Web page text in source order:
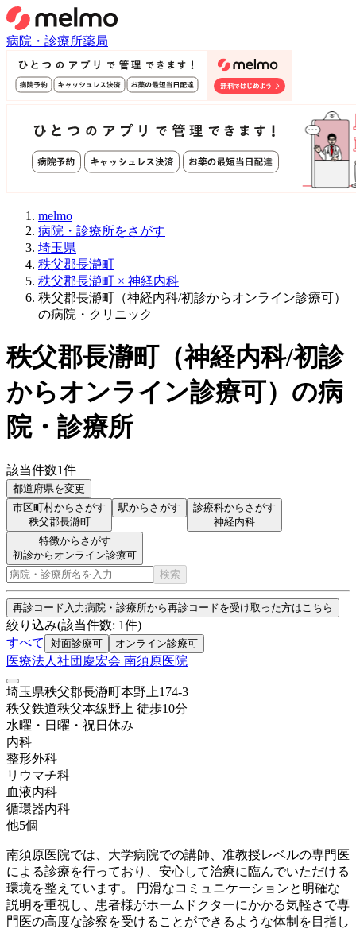
病院・診療所薬局
melmo
病院・診療所をさがす
埼玉県
秩父郡長瀞町
秩父郡長瀞町 × 神経内科
秩父郡長瀞町（神経内科/初診からオンライン診療可）
の病院・クリニック
秩父郡長瀞町（神経内科/初診
からオンライン診療可） の病
院・診療所
該当件数1件
都道府県を変更
市区町村からさがす
秩父郡長瀞町
駅からさがす
診療科からさがす
神経内科
特徴からさがす
初診からオンライン診療可
検索
再診コード入力病院・診療所から再診コードを受け取った方はこちら
絞り込み(該当件数: 1件)
すべて
対面診療可 オンライン診療可
医療法人社団慶宏会 南須原医院
埼玉県秩父郡長瀞町本野上174-3
秩父鉄道秩父本線野上 徒歩10分
水曜・日曜・祝日 休み
内科
整形外科
リウマチ科
血液内科
循環器内科
他5個
南須原医院では、大学病院での講師、准教授レベルの専門医
による診療を行っており、安心して治療に臨んでいただける
環境を整えています。 円滑なコミュニケーションと明確な
説明を重視し、患者様がホームドクターにかかる気軽さで専
門医の高度な診察を受けることができるような体制を目指し